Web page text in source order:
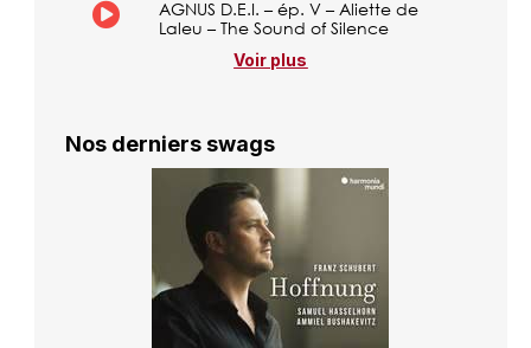
AGNUS D.E.I. – ép. V – Aliette de
Laleu – The Sound of Silence
Voir plus
Nos derniers swags